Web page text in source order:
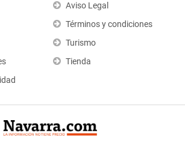
Aviso Legal
Términos y condiciones
Turismo
Tienda